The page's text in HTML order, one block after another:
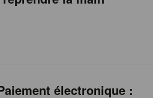
électronique :